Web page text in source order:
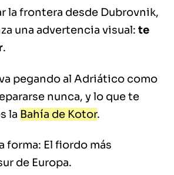
la frontera desde Dubrovnik,
una advertencia visual: te
.
pegando al Adriático como
nunca, y lo que te
la Bahía de Kotor.
forma: El fiordo más
de Europa.